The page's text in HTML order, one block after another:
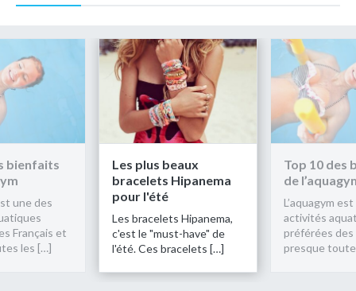
bienfaits
une des
Français et
les […]
Les plus beaux
bracelets Hipanema
pour l'été
Les bracelets Hipanema,
c'est le "must-have" de
l'été. Ces bracelets […]
Top 10 des
de
L’aquagym
activités
préférées des
presque